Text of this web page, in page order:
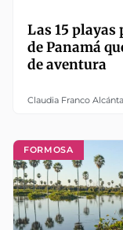
Las 15 playas
de Panamá
de aventura
Claudia Franco
FORMOSA